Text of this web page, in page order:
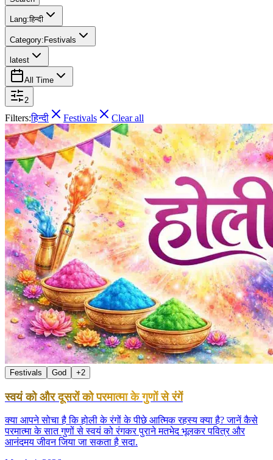
Lang:हिन्दी
Category: Festivals
latest
All Time
2
Filters:हिन्दी Festivals Clear all
Festivals God +2
स्वयं को और दूसरों को परमात्मा के गुणों से रंगें
क्या आपने सोचा है कि होली के रंगों के पीछे आत्मिक रहस्य क्या है? जानें कैसे
परमात्मा के सात गुणों से स्वयं को रंगकर पुराने मतभेद भूलकर पवित्र और
आनंदमय जीवन जिया जा सकता है सदा.